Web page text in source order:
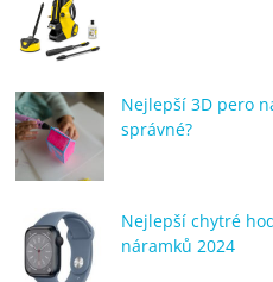
Nejlepší 3D pero
správné?
Nejlepší chytré
náramků 2024